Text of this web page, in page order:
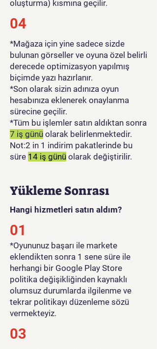
oluşturma) kısmına geçilir.
04
*Mağaza için yine sadece sizde
bulunan görseller ve oyuna özel belirli
derecede optimizasyon yapılmış
biçimde yazı hazırlanır.
*Son olarak sizin adınıza oyun
hesabınıza eklenerek onaylanma
sürecine geçilir.
*Tüm bu işlemler satın aldıktan sonra
7 iş günü olarak belirlenmektedir.
Not:2 in 1 indirim pakatlerinde bu
süre 14 iş günü olarak değiştirilir.
Yükleme Sonrası
Hangi hizmetleri satın aldım?
01
​*Oyununuz başarı ile markete
eklendikten sonra 1 sene süre ile
herhangi bir Google Play Store
politika değişikliğinden kaynaklı
olumsuz durumlarda ilgilenme ve
tekrar politikayı düzenleme sözü
vermekteyiz.
03